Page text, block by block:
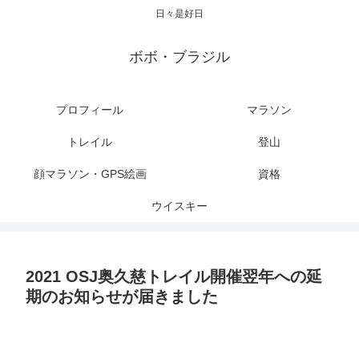
日々是好日
ボボ・ブラジル
プロフィール マラソン
トレイル 登山
顔マラソン・GPS絵画 資格
ウイスキー
2021 OSJ奥久慈トレイル開催翌年への延
期のお知らせが届きました